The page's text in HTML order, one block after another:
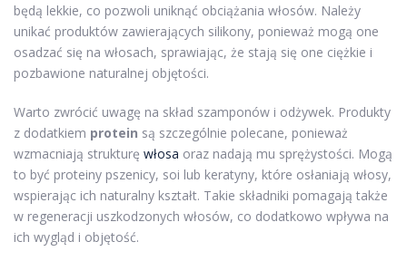
będą lekkie, co pozwoli uniknąć obciążania włosów. Należy
unikać produktów zawierających silikony, ponieważ mogą one
osadzać się na włosach, sprawiając, że stają się one ciężkie i
pozbawione naturalnej objętości.
Warto zwrócić uwagę na skład szamponów i odżywek. Produkty
z dodatkiem protein są szczególnie polecane, ponieważ
wzmacniają strukturę włosa oraz nadają mu sprężystości. Mogą
to być proteiny pszenicy, soi lub keratyny, które osłaniają włosy,
wspierając ich naturalny kształt. Takie składniki pomagają także
w regeneracji uszkodzonych włosów, co dodatkowo wpływa na
ich wygląd i objętość.